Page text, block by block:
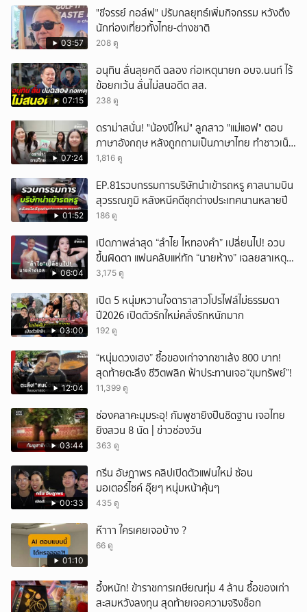
03:57
"ชีจรรย์ กอล์ฟ" ปรับกลยุทธ์เพิ่มกิจกรรม หวังดึง
นักท่องเที่ยวทั้งไทย-ต่างชาติ
208 ดู
07:15
อนุทิน ลั่นลุยคดี ฉลอง ก่อเหตุนายก อบจ.นนท์ ไร้
ข้อยกเว้น ลั่นไม่สนอดีต สส.
238 ดู
07:24
ดราม่าสนั่น! "น้องปีใหม่" ลูกสาว "แม่แอฟ" ตอบ
ภาษาอังกฤษ หลังถูกถามเป็นภาษาไทย ทำชาวเน็ต
ถกสนั่น!
1,816 ดู
01:52
EP.81รวบกรรมการบริษัทนำเข้ารถหรู คาสนามบิน
สุวรรณภูมิ หลังหนีคดีซุกต่างประเทศนานหลายปี
186 ดู
06:04
เปิดภาพล่าสุด “ลำไย ไหทองคำ” เปลี่ยนไป! อวบ
ขึ้นผิดตา แฟนคลับแห่ทัก “นายห้าง” เฉลยสาเหตุ
ชัด!
3,175 ดู
03:00
เปิด 5 หนุ่มหวานใจดาราสาวโปรไฟล์ไม่ธรรมดา
ปี2026 เปิดตัวรักใหม่คลั่งรักหนักมาก
192 ดู
12:04
“หนุ่มดวงเฮง” ซื้อของเก่าจากซาเล้ง 800 บาท!
สุดท้ายตะลึง ชีวิตพลิก ฟ้าประทานเจอ“ขุมทรัพย์”!
11,399 ดู
03:44
ช่องคลาคะมุมระอุ! กัมพูชายิงปืนชิดฐาน เจอไทย
ยิงสวน 8 นัด | ข่าวช่องวัน
363 ดู
00:33
กรีน อัษฎาพร คลิปเปิดตัวแฟนใหม่ ซ้อน
มอเตอร์ไซค์ อุ๊ยๆ หนุ่มหน้าคุ้นๆ
435 ดู
01:10
ห๊าาา ใครเคยเจอบ้าง ?
66 ดู
อึ้งหนัก! ข้าราชการเกษียณทุ่ม 4 ล้าน ซื้อของเก่า
สะสมหวังลงทุน สุดท้ายเจอความจริงช็อก